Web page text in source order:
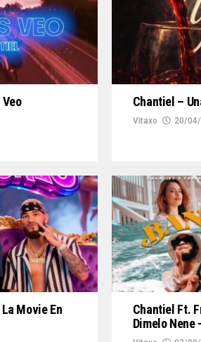
Chantiel –
Vitaxo 20/
Movie En
Chantiel Ft.
Dimelo Nene